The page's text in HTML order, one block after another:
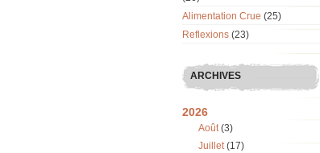
Alimentation Crue (25)
Reflexions (23)
ARCHIVES
2026
Août(3)
Juillet(17)